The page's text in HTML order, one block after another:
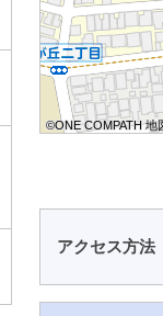
©ONE COMPATH 地
©ONE COMPATH 地
©ONE COMPATH
©ONE COMPATH
©ONE COMPATH 地
©ONE COMPATH
©ONE COMPATH 地
©ONE COMPATH 地
©ONE COMPATH 地
アクセス方法